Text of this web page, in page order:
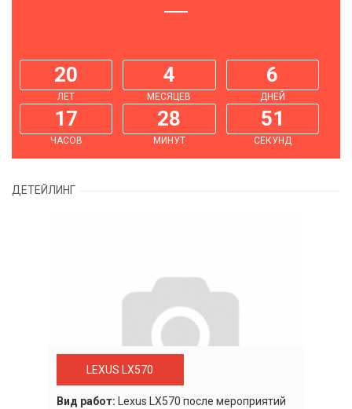
20
ЛЕТ
4
МЕСЯЦЕВ
6
ДНЕЙ
17
ЧАСОВ
28
МИНУТ
51
СЕКУНД
ДЕТЕЙЛИНГ
LEXUS LX570
Вид работ: Lexus LХ570 после мероприятий